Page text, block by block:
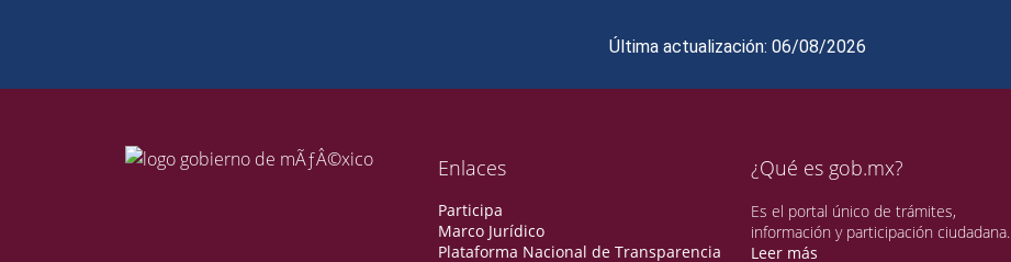
Última actualización: 06/08/2026
Enlaces
Participa
Marco Jurídico
Plataforma Nacional de Transparencia
¿Qué es gob.mx?
Es el portal único de trámites,
información y participación ciudadana.
Leer más